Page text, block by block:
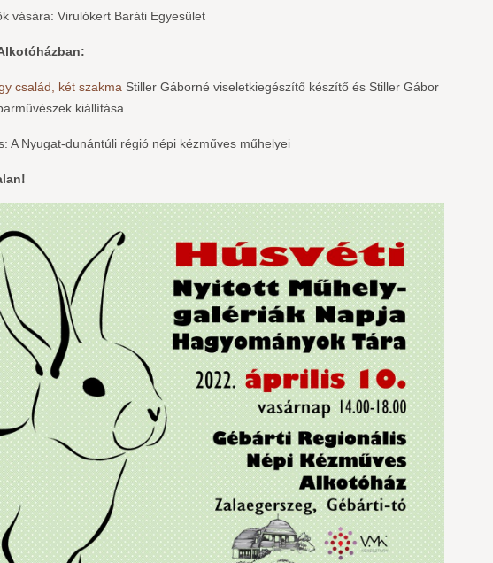
vására: Virulókert Baráti Egyesület
család, két szakma Stiller Gáborné viseletkiegészítő készítő és Stiller Gábor
kiállítása.
A Nyugat-dunántúli régió népi kézműves műhelyei